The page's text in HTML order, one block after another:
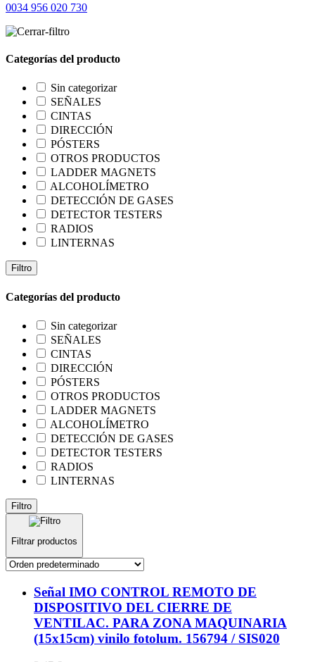
0034 956 020 730
Categorías del producto
Sin categorizar
SEÑALES
CINTAS
DIRECCIÓN
PÓSTERS
OTROS PRODUCTOS
LADDER MAGNETS
ALCOHOLÍMETRO
DETECCIÓN DE GASES
DETECTOR TESTERS
RADIOS
LINTERNAS
Filtro
Categorías del producto
Sin categorizar
SEÑALES
CINTAS
DIRECCIÓN
PÓSTERS
OTROS PRODUCTOS
LADDER MAGNETS
ALCOHOLÍMETRO
DETECCIÓN DE GASES
DETECTOR TESTERS
RADIOS
LINTERNAS
Filtro
Filtrar productos
Señal IMO CONTROL REMOTO DE
DISPOSITIVO DEL CIERRE DE
VENTILAC. PARA ZONA MAQUINARIA
(15x15cm) vinilo fotolum. 156794 / SIS020